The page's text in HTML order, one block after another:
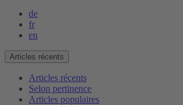
de
fr
en
Articles récents
Articles récents
Selon pertinence
Articles populaires